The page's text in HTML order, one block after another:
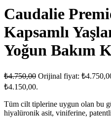
Caudalie
Kapsamlı
Yoğun Bakım
₺4.750,00 Orijinal fiyat:
₺4.150,00.
Tüm cilt tiplerine uygun olan bu
hiyalüronik asit, viniferine,